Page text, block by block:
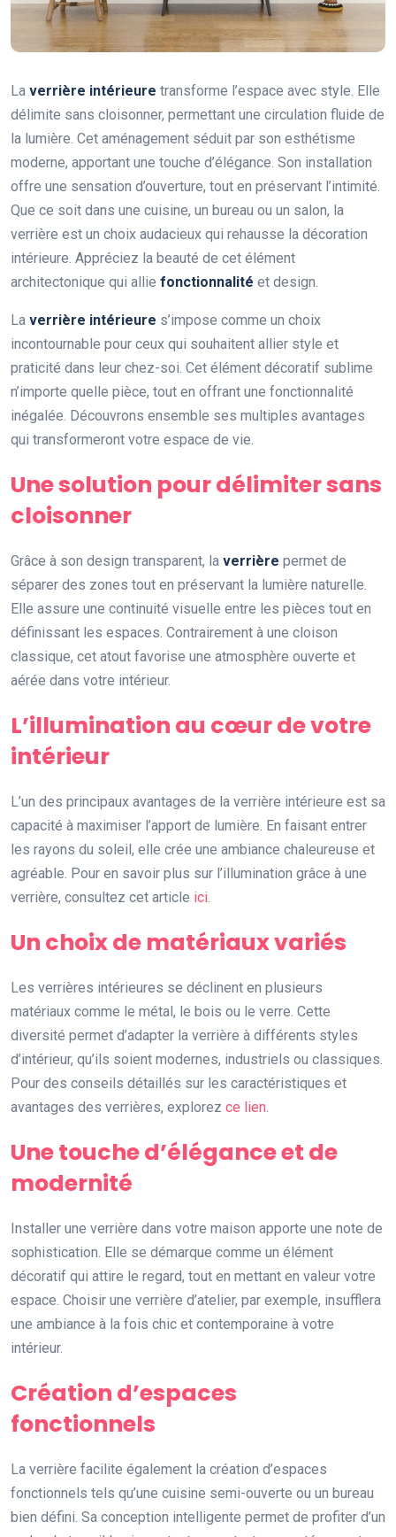
La verrière intérieure transforme l’espace avec style. Elle
délimite sans cloisonner, permettant une circulation fluide de
la lumière. Cet aménagement séduit par son esthétisme
moderne, apportant une touche d’élégance. Son installation
offre une sensation d’ouverture, tout en préservant l’intimité.
Que ce soit dans une cuisine, un bureau ou un salon, la
verrière est un choix audacieux qui rehausse la décoration
intérieure. Appréciez la beauté de cet élément
architectonique qui allie fonctionnalité et design.
La verrière intérieure s’impose comme un choix
incontournable pour ceux qui souhaitent allier style et
praticité dans leur chez-soi. Cet élément décoratif sublime
n’importe quelle pièce, tout en offrant une fonctionnalité
inégalée. Découvrons ensemble ses multiples avantages
qui transformeront votre espace de vie.
Une solution pour délimiter sans
cloisonner
Grâce à son design transparent, la verrière permet de
séparer des zones tout en préservant la lumière naturelle.
Elle assure une continuité visuelle entre les pièces tout en
définissant les espaces. Contrairement à une cloison
classique, cet atout favorise une atmosphère ouverte et
aérée dans votre intérieur.
L’illumination au cœur de votre
intérieur
L’un des principaux avantages de la verrière intérieure est sa
capacité à maximiser l’apport de lumière. En faisant entrer
les rayons du soleil, elle crée une ambiance chaleureuse et
agréable. Pour en savoir plus sur l’illumination grâce à une
verrière, consultez cet article ici.
Un choix de matériaux variés
Les verrières intérieures se déclinent en plusieurs
matériaux comme le métal, le bois ou le verre. Cette
diversité permet d’adapter la verrière à différents styles
d’intérieur, qu’ils soient modernes, industriels ou classiques.
Pour des conseils détaillés sur les caractéristiques et
avantages des verrières, explorez ce lien.
Une touche d’élégance et de
modernité
Installer une verrière dans votre maison apporte une note de
sophistication. Elle se démarque comme un élément
décoratif qui attire le regard, tout en mettant en valeur votre
espace. Choisir une verrière d’atelier, par exemple, insufflera
une ambiance à la fois chic et contemporaine à votre
intérieur.
Création d’espaces
fonctionnels
La verrière facilite également la création d’espaces
fonctionnels tels qu’une cuisine semi-ouverte ou un bureau
bien défini. Sa conception intelligente permet de profiter d’un